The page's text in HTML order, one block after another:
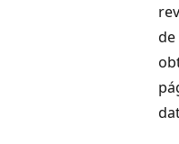
de